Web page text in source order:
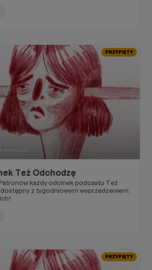
PRZYPIĘTY
Też Odchodzę
każdy odcinek podcastu Też
z tygodniowym wyprzedzeniem.
PRZYPIĘTY